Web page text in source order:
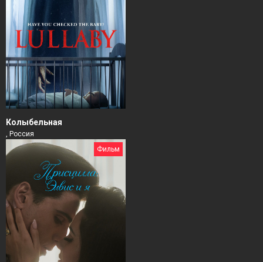
Колыбельная
, Россия
Фильм